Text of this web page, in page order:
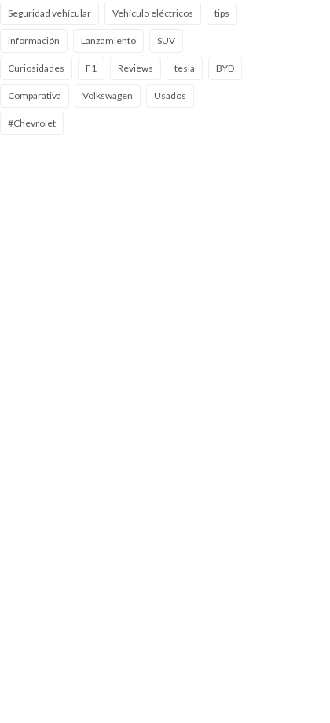
Seguridad vehícular Vehículo eléctricos tips
información Lanzamiento SUV
Curiosidades F1 Reviews tesla BYD
Comparativa Volkswagen Usados
#Chevrolet